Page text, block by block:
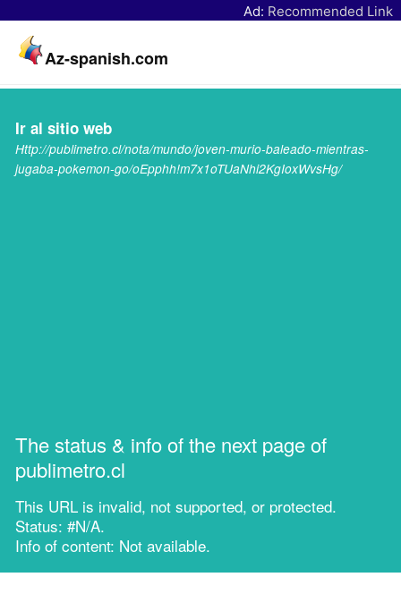
Ad: Recommended Link
Az-spanish.com
Ir al sitio web
Http://publimetro.cl/nota/mundo/joven-murio-baleado-mientras-
jugaba-pokemon-go/oEpphh!m7x1oTUaNhi2KgIoxWvsHg/
The status & info of the next page of
publimetro.cl
This URL is invalid, not supported, or protected.
Status: #N/A.
Info of content: Not available.